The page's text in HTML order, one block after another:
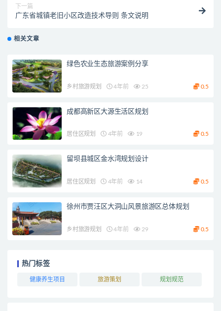
下一篇
广东省城镇老旧小区改造技术导则 条文说明
相关文章
绿色农业生态旅游案例分享
乡村旅游规划 4年前 25 0.5
成都高新区大源生活区规划
居住区规划 4年前 19 0.5
留坝县城区金水湾规划设计
居住区规划 4年前 14 0.5
徐州市贾汪区大洞山风景旅游区总体规划
乡村旅游规划 4年前 29 0.5
热门标签
健康养生项目 旅游策划 规划规范